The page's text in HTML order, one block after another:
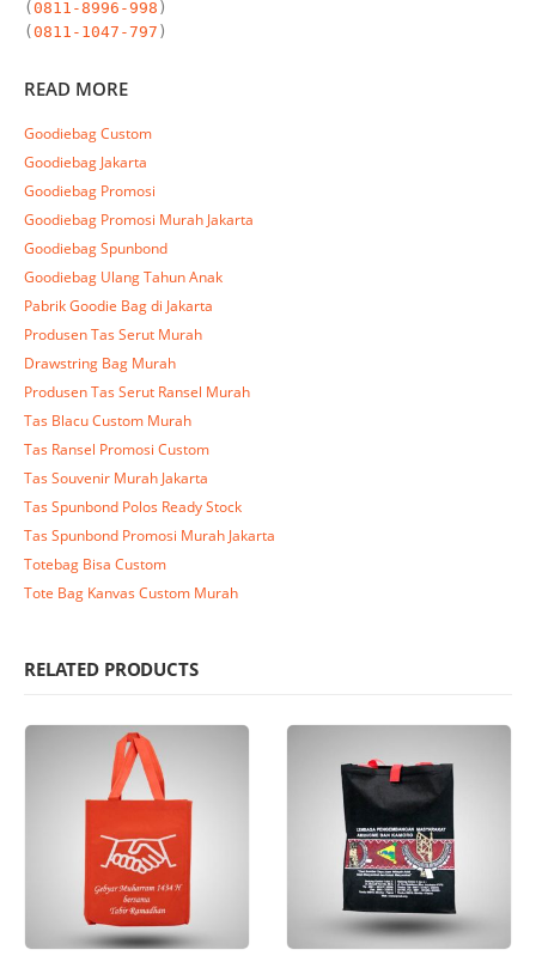
(0811-8996-998 )
(0811-1047-797 )
READ MORE
Goodiebag Custom
Goodiebag Jakarta
Goodiebag Promosi
Goodiebag Promosi Murah Jakarta
Goodiebag Spunbond
Goodiebag Ulang Tahun Anak
Pabrik Goodie Bag di Jakarta
Produsen Tas Serut Murah
Drawstring Bag Murah
Produsen Tas Serut Ransel Murah
Tas Blacu Custom Murah
Tas Ransel Promosi Custom
Tas Souvenir Murah Jakarta
Tas Spunbond Polos Ready Stock
Tas Spunbond Promosi Murah Jakarta
Totebag Bisa Custom
Tote Bag Kanvas Custom Murah
RELATED PRODUCTS